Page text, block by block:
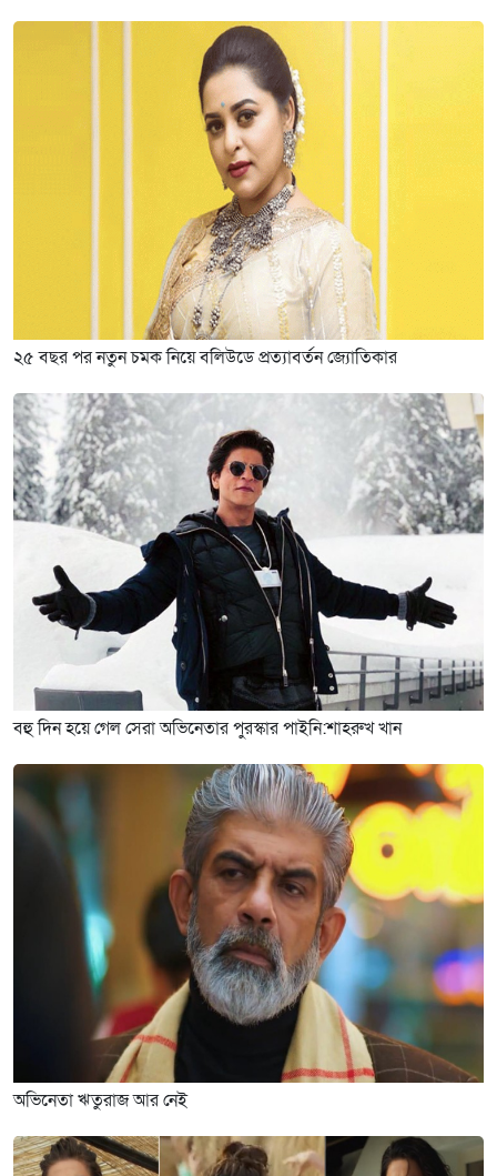
২৫ বছর পর নতুন চমক নিয়ে বলিউডে প্রত্যাবর্তন জ্যোতিকার
বহু দিন হয়ে গেল সেরা অভিনেতার পুরস্কার পাইনি:শাহরুখ খান
অভিনেতা ঋতুরাজ আর নেই